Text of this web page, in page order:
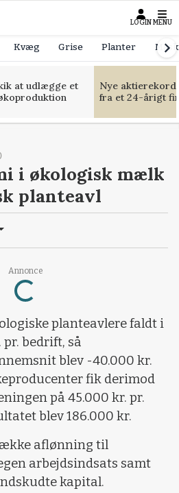
LOGIN MENU
Kvæg Grise Planter
at udlægge et
Nye
fra et 24-årigt
Annonce
Loading...
i økologisk mælk
planteavl
planteavlere faldt i
pr. bedrift, så
blev -40.000 kr.
fik derimod
på 45.000 kr. pr.
blev 186.000 kr.
aflønning til
arbejdsindsats samt
kapital.